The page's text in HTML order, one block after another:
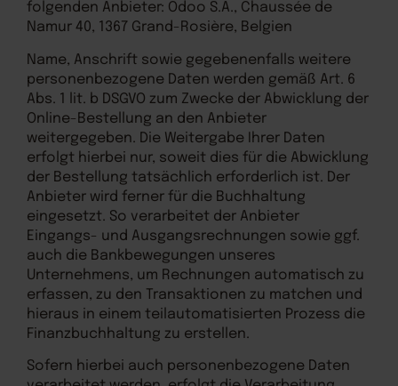
folgenden Anbieter: Odoo S.A., Chaussée de
Namur 40, 1367 Grand-Rosière, Belgien
Name, Anschrift sowie gegebenenfalls weitere
personenbezogene Daten werden gemäß Art. 6
Abs. 1 lit. b DSGVO zum Zwecke der Abwicklung der
Online-Bestellung an den Anbieter
weitergegeben. Die Weitergabe Ihrer Daten
erfolgt hierbei nur, soweit dies für die Abwicklung
der Bestellung tatsächlich erforderlich ist. Der
Anbieter wird ferner für die Buchhaltung
eingesetzt. So verarbeitet der Anbieter
Eingangs- und Ausgangsrechnungen sowie ggf.
auch die Bankbewegungen unseres
Unternehmens, um Rechnungen automatisch zu
erfassen, zu den Transaktionen zu matchen und
hieraus in einem teilautomatisierten Prozess die
Finanzbuchhaltung zu erstellen.
Sofern hierbei auch personenbezogene Daten